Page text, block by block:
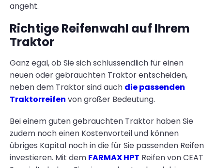
angeht.
Richtige Reifenwahl auf Ihrem
Traktor
Ganz egal, ob Sie sich schlussendlich für einen
neuen oder gebrauchten Traktor entscheiden,
neben dem Traktor sind auch die passenden
Traktorreifen von großer Bedeutung.
Bei einem guten gebrauchten Traktor haben Sie
zudem noch einen Kostenvorteil und können
übriges Kapital noch in die für Sie passenden Reifen
investieren. Mit dem FARMAX HPT Reifen von CEAT